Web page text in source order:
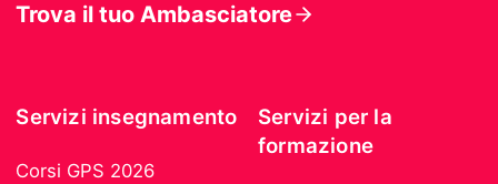
Trova il tuo Ambasciatore
Servizi insegnamento
Corsi GPS 2026
Servizi per la
formazione